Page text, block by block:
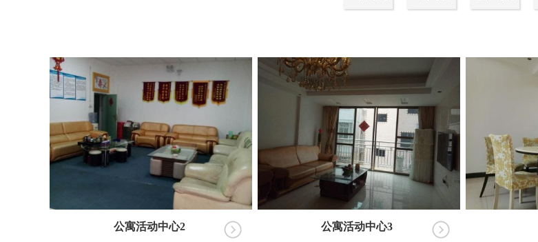
公寓活动中心2 公寓活动中心3